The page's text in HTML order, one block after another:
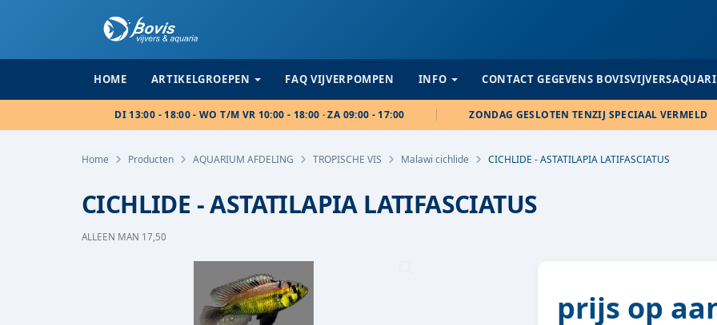
HOME ARTIKELGROEPEN FAQ VIJVERPOMPEN INFO CONTACT GEGEVENS
DI 13:00 - 18:00 - WO T/M VR 10:00 - 18:00 · ZA 09:00 - 17:00 ZONDAG GESLOTEN TENZIJ SPECIAAL VERMELD
Home Producten AQUARIUM AFDELING TROPISCHE VIS Malawi cichlide CICHLIDE - ASTATILAPIA LATIFASCIATUS
CICHLIDE - ASTATILAPIA LATIFASCIATUS
ALLEEN MAN 17,50
prijs op